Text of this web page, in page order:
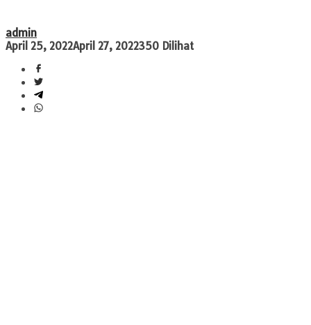
admin
April 25, 2022April 27, 2022350 Dilihat